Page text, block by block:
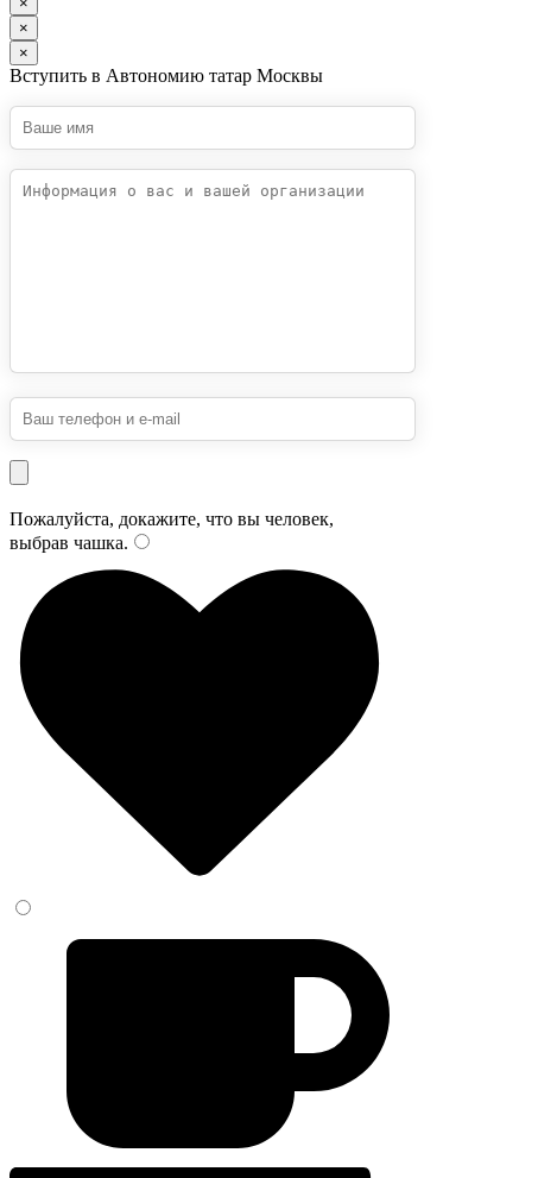
×
×
Вступить в Автономию татар Москвы
Пожалуйста, докажите, что вы человек,
выбрав чашка.